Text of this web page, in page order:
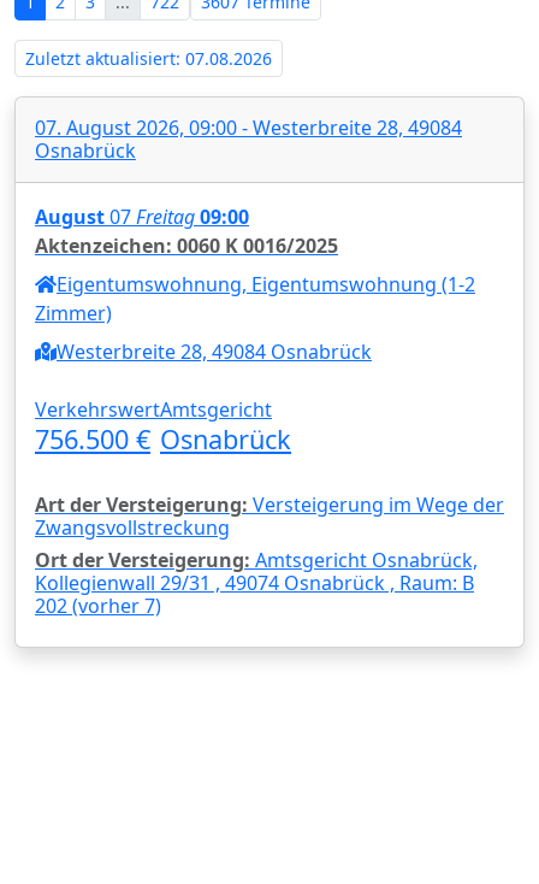
Zuletzt aktualisiert: 07.08.2026
07. August 2026, 09:00 - Westerbreite 28, 49084
Osnabrück
August07Freitag09:00
Aktenzeichen: 0060 K 0016/2025
Eigentumswohnung, Eigentumswohnung (1-2
Zimmer)
Westerbreite 28, 49084 Osnabrück
Verkehrswert
756.500 €
Amtsgericht
Osnabrück
Art der Versteigerung: Versteigerung im Wege der
Zwangsvollstreckung
Ort der Versteigerung: Amtsgericht Osnabrück,
Kollegienwall 29/31 , 49074 Osnabrück , Raum: B
202 (vorher 7)